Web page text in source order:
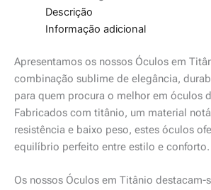
Descrição
Informação adicional
Apresentamos os nossos Óculos em
combinação sublime de elegância,
para quem procura o melhor em óculos
Fabricados com titânio, um material
resistência e baixo peso, estes óculos
equilíbrio perfeito entre estilo e conforto.
Os nossos Óculos em Titânio destacam-